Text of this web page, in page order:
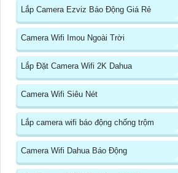
Lắp Camera Ezviz Báo Động Giá Rẻ
Camera Wifi Imou Ngoài Trời
Lắp Đặt Camera Wifi 2K Dahua
Camera Wifi Siêu Nét
Lắp camera wifi báo động chống trộm
Camera Wifi Dahua Báo Động